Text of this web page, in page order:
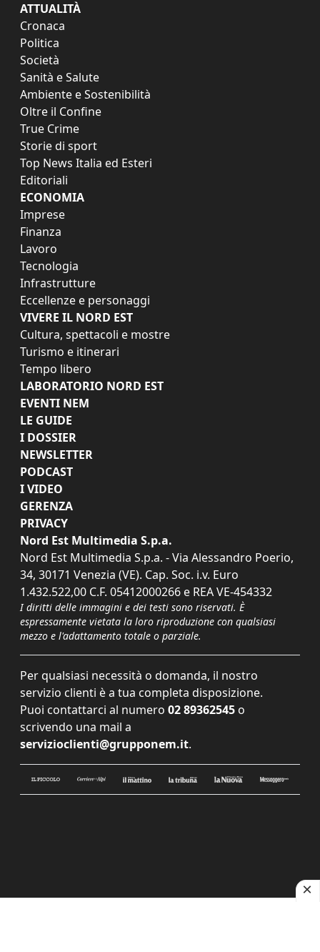
ATTUALITÀ
Cronaca
Politica
Società
Sanità e Salute
Ambiente e Sostenibilità
Oltre il Confine
True Crime
Storie di sport
Top News Italia ed Esteri
Editoriali
ECONOMIA
Imprese
Finanza
Lavoro
Tecnologia
Infrastrutture
Eccellenze e personaggi
VIVERE IL NORD EST
Cultura, spettacoli e mostre
Turismo e itinerari
Tempo libero
LABORATORIO NORD EST
EVENTI NEM
LE GUIDE
I DOSSIER
NEWSLETTER
PODCAST
I VIDEO
GERENZA
PRIVACY
Nord Est Multimedia S.p.a.
Nord Est Multimedia S.p.a. - Via Alessandro Poerio,
34, 30171 Venezia (VE). Cap. Soc. i.v. Euro
1.432.522,00 C.F. 05412000266 e REA VE-454332
I diritti delle immagini e dei testi sono riservati. È
espressamente vietata la loro riproduzione con qualsiasi
mezzo e l'adattamento totale o parziale.
Per qualsiasi necessità o domanda, il nostro
servizio clienti è a tua completa disposizione.
Puoi contattarci al numero 02 89362545 o
scrivendo una mail a
servizioclienti@grupponem.it.